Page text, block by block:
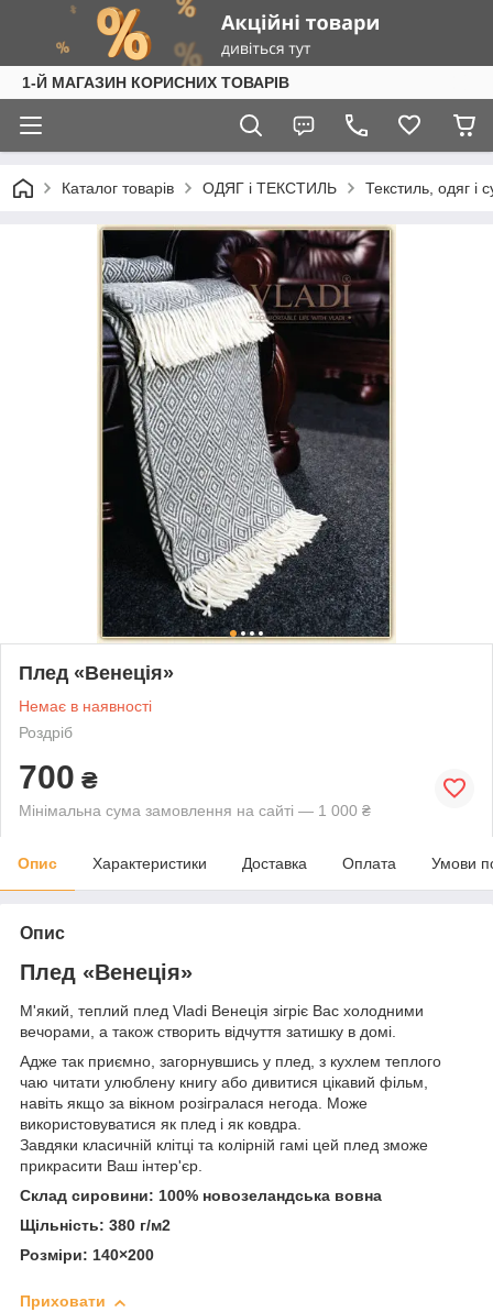
1-Й МАГАЗИН КОРИСНИХ ТОВАРІВ
Каталог товарів ОДЯГ і ТЕКСТИЛЬ Текстиль, одяг і
Плед «Венеція»
Немає в наявності
Роздріб
700 ₴
Мінімальна сума замовлення на сайті — 1 000 ₴
Опис Характеристики Доставка Оплата Умови
Опис
Плед «Венеція»
М'який, теплий плед Vladi Венеція зігріє Вас холодними
вечорами, а також створить відчуття затишку в домі.
Адже так приємно, загорнувшись у плед, з кухлем теплого
чаю читати улюблену книгу або дивитися цікавий фільм,
навіть якщо за вікном розігралася негода. Може
використовуватися як плед і як ковдра.
Завдяки класичній клітці та колірній гамі цей плед зможе
прикрасити Ваш інтер'єр.
Склад сировини: 100% новозеландська вовна
Щільність: 380 г/м2
Розміри: 140×200
Приховати